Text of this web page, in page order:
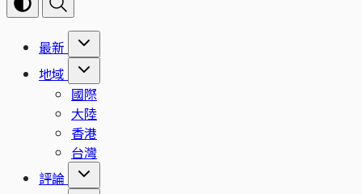
最新
地域
國際
大陸
香港
台灣
評論